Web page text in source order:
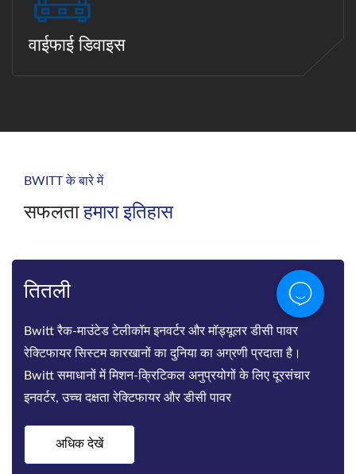
वाईफाई डिवाइस
BWITT के बारे में
सफलताहमारा इतिहास
तितली
Bwitt रैक-माउंटेड टेलीकॉम इनवर्टर और मॉड्यूलर डीसी पावर
रेक्टिफायर सिस्टम कारखानों का दुनिया का अग्रणी प्रदाता है।
Bwitt समाधानों में मिशन-क्रिटिकल अनुप्रयोगों के लिए दूरसंचार
इनवर्टर, उच्च दक्षता रेक्टिफायर और डीसी पावर
अधिक देखें